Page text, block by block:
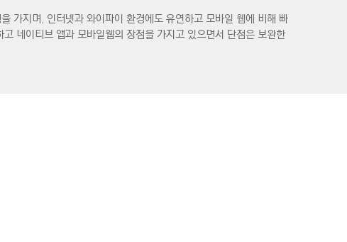
가지며, 인터넷과 와이파이 환경에도 유연하고 모바일 웹에 비해 빠
네이티브 앱과 모바일웹의 장점을 가지고 있으면서 단점은 보완한